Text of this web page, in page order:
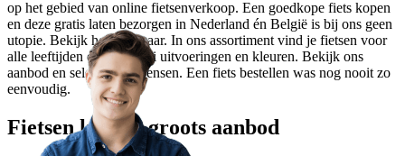
op het gebied van online fietsenverkoop. Een goedkope fiets kopen
en deze gratis laten bezorgen in Nederland én België is bij ons geen
utopie. Bekijk het zelf maar. In ons assortiment vind je fietsen voor
alle leeftijden en in allerlei uitvoeringen en kleuren. Bekijk ons
aanbod en selecteer je wensen. Een fiets bestellen was nog nooit zo
eenvoudig.
Fietsen kopen: groots aanbod